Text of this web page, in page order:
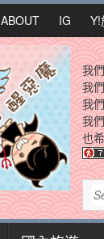
ABOUT IG Y!
我
我
我
我
也